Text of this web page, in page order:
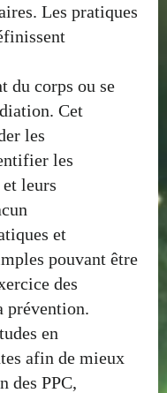
Les pratiques
du corps ou se
Cet
les
les
leurs
et
pouvant être
des
prévention.
en
afin de mieux
des PPC,